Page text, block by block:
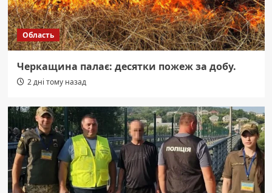
Область
Черкащина палає: десятки пожеж за добу.
2 дні тому назад